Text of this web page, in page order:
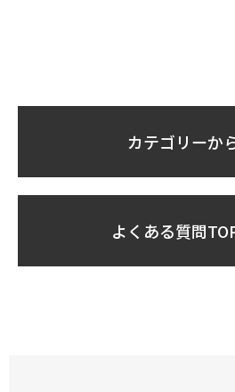
カテゴリーか
よくある質問